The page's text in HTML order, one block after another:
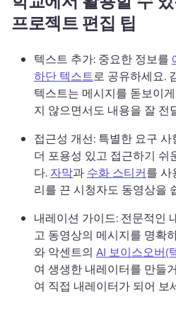
프로젝트 편집 팁
텍스트 추가: 중요한 정보를
하단 텍스트 로 공유하세요.
텍스트는 메시지를 돋보이
지 않으면서도 내용을 잘 전
접근성 개선: 특별한 요구
더 포용성 있고 접근하기 쉬
다. 자막과 수화 스티커를 사
리를 끈 시청자도 동영상을
내레이션 가이드: 전문적인
고 동영상의 메시지를 명확
와 악센트의 AI 보이스오버(
여 생생한 내레이터를 만들
여 직접 내레이터가 되어 보